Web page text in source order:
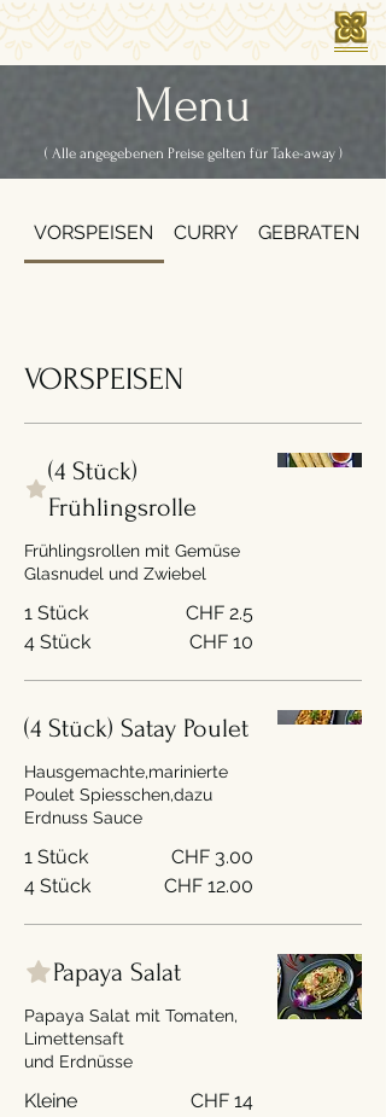
Menu
( Alle angegebenen Preise gelten für Take-away )
VORSPEISEN CURRY GEBRATEN
VORSPEISEN
(4 Stück)
Frühlingsrolle
Frühlingsrollen mit Gemüse
Glasnudel und Zwiebel
1 Stück
CHF 2.5
4 Stück
CHF 10
(4 Stück) Satay Poulet
Hausgemachte,marinierte
Poulet Spiesschen,dazu
Erdnuss Sauce
1 Stück
CHF 3.00
4 Stück
CHF 12.00
Papaya Salat
Papaya Salat mit Tomaten,
Limettensaft
und Erdnüsse
Kleine
CHF 14